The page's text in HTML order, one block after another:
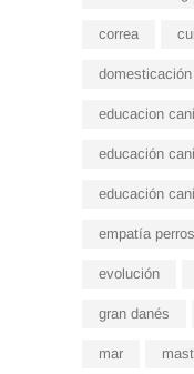
correa
domesticación
educacion
educación
educación
empatía perros
evolución
gran danés
mar